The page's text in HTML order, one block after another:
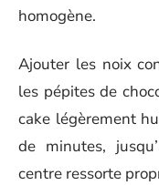
homogène.
Ajouter les noix
les pépites de
cake légèrement
de minutes,
centre ressorte